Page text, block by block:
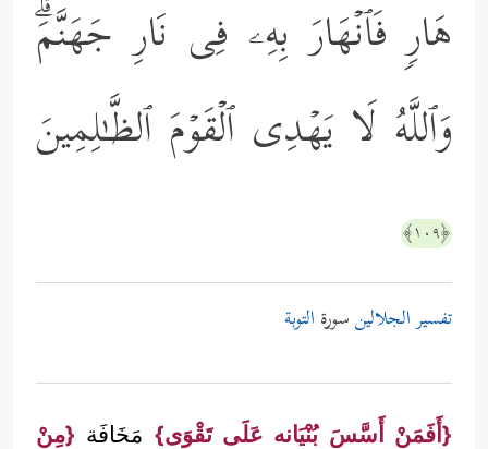
هَارࣲ فَٱنۡهَارَ بِهِۦ فِی نَارِ جَهَنَّمَۗ
وَٱللَّهُ لَا یَهۡدِی ٱلۡقَوۡمَ ٱلظَّـٰلِمِینَ
﴿١٠٩﴾
تفسير الجلالينسورة التوبة
{أَفَمَنْ أَسَّسَ بُنْيَانه عَلَى تَقْوَى} مَخَافَة {مِنْ